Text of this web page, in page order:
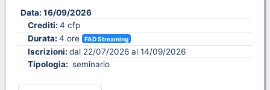
Data: 16/09/2026
Crediti: 4 cfp
Durata: 4 ore FAD Streaming
Iscrizioni: dal 22/07/2026 al 14/09/2026
Tipologia: seminario